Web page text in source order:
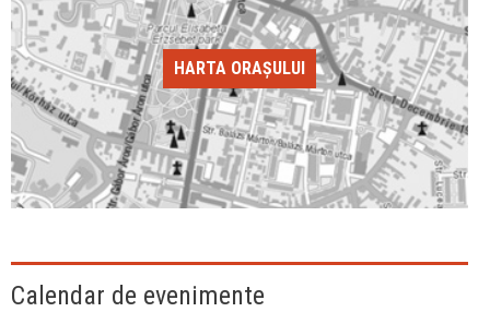
HARTA ORAȘULUI
Calendar de evenimente